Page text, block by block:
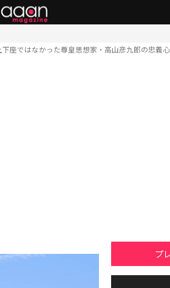
座ではなかった尊皇思想家・高山彦九郎の忠義心
プ